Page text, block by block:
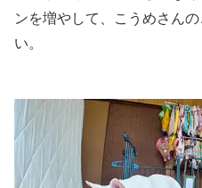
ンを増やして、こうめさん
い。